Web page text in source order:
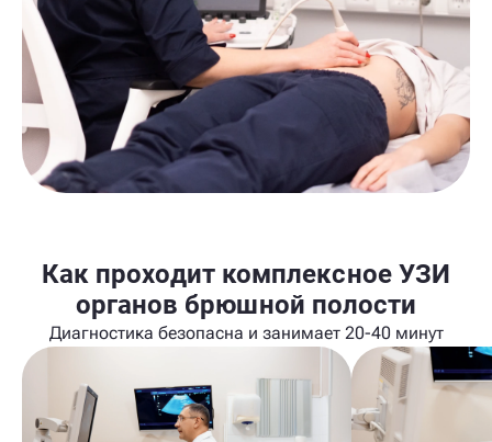
Как проходит комплексное УЗИ
органов брюшной полости
Диагностика безопасна и занимает 20-40 минут